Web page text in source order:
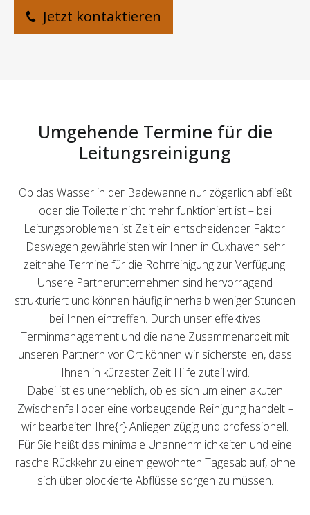
Jetzt kontaktieren
Umgehende Termine für die
Leitungsreinigung
Ob das Wasser in der Badewanne nur zögerlich abfließt
oder die Toilette nicht mehr funktioniert ist – bei
Leitungsproblemen ist Zeit ein entscheidender Faktor.
Deswegen gewährleisten wir Ihnen in Cuxhaven sehr
zeitnahe Termine für die Rohrreinigung zur Verfügung.
Unsere Partnerunternehmen sind hervorragend
strukturiert und können häufig innerhalb weniger Stunden
bei Ihnen eintreffen. Durch unser effektives
Terminmanagement und die nahe Zusammenarbeit mit
unseren Partnern vor Ort können wir sicherstellen, dass
Ihnen in kürzester Zeit Hilfe zuteil wird.
Dabei ist es unerheblich, ob es sich um einen akuten
Zwischenfall oder eine vorbeugende Reinigung handelt –
wir bearbeiten Ihre{r} Anliegen zügig und professionell.
Für Sie heißt das minimale Unannehmlichkeiten und eine
rasche Rückkehr zu einem gewohnten Tagesablauf, ohne
sich über blockierte Abflüsse sorgen zu müssen.